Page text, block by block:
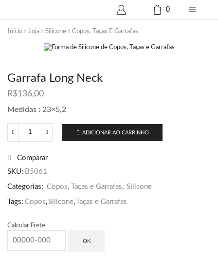
0
Início Loja Silicone Copos, Taças E Garrafas
Garrafa Long Neck
R$136,00
Medidas : 23×5,2
Garrafa
quantidade
ADICIONAR AO CARRINHO
Comparar
SKU: B5061
Categorias: Copos, Taças e Garrafas, Silicone
Tags: Copos,Silicone, Taças e Garrafas
Calcular Frete
OK